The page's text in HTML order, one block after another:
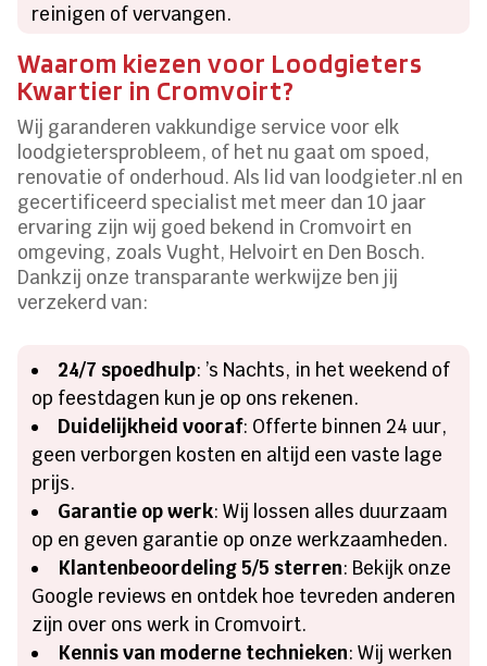
reinigen of vervangen.
Waarom kiezen voor Loodgieters
Kwartier in Cromvoirt?
Wij garanderen vakkundige service voor elk
loodgietersprobleem, of het nu gaat om spoed,
renovatie of onderhoud. Als lid van loodgieter.nl en
gecertificeerd specialist met meer dan 10 jaar
ervaring zijn wij goed bekend in Cromvoirt en
omgeving, zoals Vught, Helvoirt en Den Bosch.
Dankzij onze transparante werkwijze ben jij
verzekerd van:
24/7 spoedhulp: ’s Nachts, in het weekend of
op feestdagen kun je op ons rekenen.
Duidelijkheid vooraf: Offerte binnen 24 uur,
geen verborgen kosten en altijd een vaste lage
prijs.
Garantie op werk: Wij lossen alles duurzaam
op en geven garantie op onze werkzaamheden.
Klantenbeoordeling 5/5 sterren: Bekijk onze
Google reviews en ontdek hoe tevreden anderen
zijn over ons werk in Cromvoirt.
Kennis van moderne technieken: Wij werken